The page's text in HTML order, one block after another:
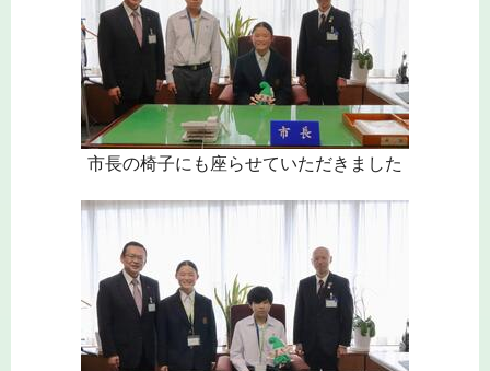
市長の椅子にも座らせていただきました